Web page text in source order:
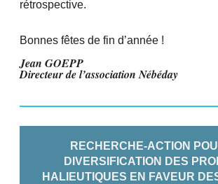
rétrospective.
Bonnes fêtes de fin d’année !
Jean GOEPP
Directeur de l’association Nébéday
RECHERCHE-ACTION
DIVERSIFICATION DES
HALIEUTIQUES EN FAVEUR